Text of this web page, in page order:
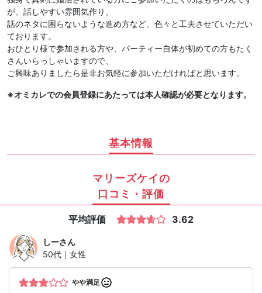
が、話しやすい雰囲気作り、
話のネタに困らないような進め方など、色々と工夫させていただい
ております。
おひとり様で参加される方や、パーティー自体が初めての方もたく
さんいらっしゃいますので、
ご興味ありましたら是非お気軽に参加いただければと思います。
※オミカレでの会員登録にあたっては本人確認が必要となります。
基本情報
マリーズケイの
口コミ・評価
平均評価 3.62
しーさん
50代｜女性
やや満足